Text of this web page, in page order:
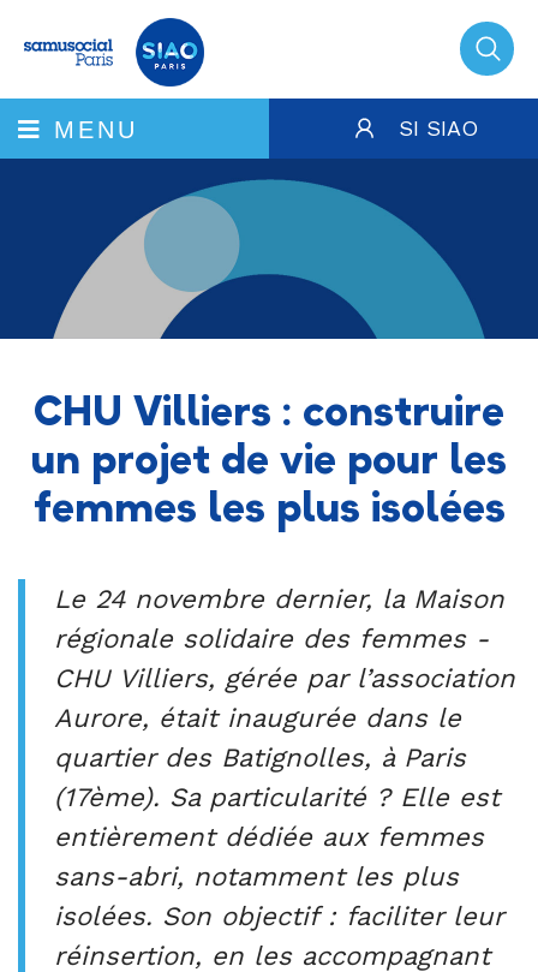
MENU SI SIAO
CHU Villiers : construire
un projet de vie pour les
femmes les plus isolées
Le 24 novembre dernier, la Maison
régionale solidaire des femmes -
CHU Villiers, gérée par l’association
Aurore, était inaugurée dans le
quartier des Batignolles, à Paris
(17ème). Sa particularité ? Elle est
entièrement dédiée aux femmes
sans-abri, notamment les plus
isolées. Son objectif : faciliter leur
réinsertion, en les accompagnant